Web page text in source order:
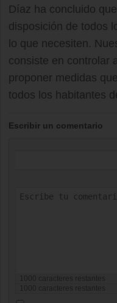
Díaz ha concluido
disposición de todos
lo que necesiten.
consiste en controlar
proponer medidas
todos los habitantes
Escribir un comentario
caracteres restantes
caracteres restantes